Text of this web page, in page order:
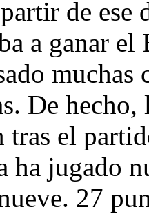
de ese
a ganar el
muchas
De hecho,
tras el
ha jugado
27